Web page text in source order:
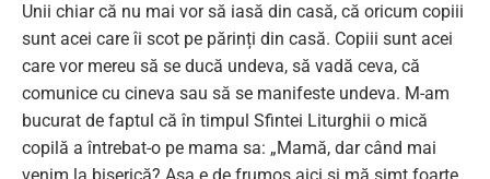
Unii chiar că nu mai vor să iasă din casă, că oricum copiii
sunt acei care îi scot pe părinți din casă. Copiii sunt acei
care vor mereu să se ducă undeva, să vadă ceva, că
comunice cu cineva sau să se manifeste undeva. M-am
bucurat de faptul că în timpul Sfintei Liturghii o mică
copilă a întrebat-o pe mama sa: „Mamă, dar când mai